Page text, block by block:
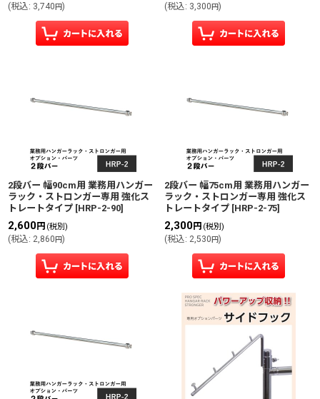
(税込: 3,740円) (税込: 3,300円)
2段バー 幅90cm用 業務用ハンガー
ラック・ストロンガー専用 強化ス
トレートタイプ [HRP-2-90]
2,600円 (税別)
(税込: 2,860円)
2段バー 幅75cm用 業務用ハンガー
ラック・ストロンガー専用 強化ス
トレートタイプ [HRP-2-75]
2,300円 (税別)
(税込: 2,530円)